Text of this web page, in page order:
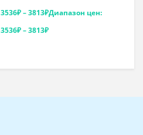
3536₽–3813₽Диапазон цен:
3536₽ – 3813₽